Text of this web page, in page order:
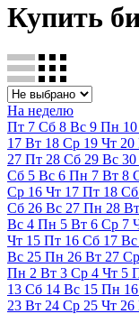
Купить
На неделю
Пт 7 Сб 8 Вс 9 Пн 10
17 Вт 18 Ср 19 Чт 20
27 Пт 28 Сб 29 Вс 30
Сб 5 Вс 6 Пн 7 Вт 8
Ср 16 Чт 17 Пт 18 Сб
Сб 26 Вс 27 Пн 28 Вт
Вс 4 Пн 5 Вт 6 Ср 7
Чт 15 Пт 16 Сб 17 Вс
Вс 25 Пн 26 Вт 27 Ср
Пн 2 Вт 3 Ср 4 Чт 5
13 Сб 14 Вс 15 Пн 16
23 Вт 24 Ср 25 Чт 26